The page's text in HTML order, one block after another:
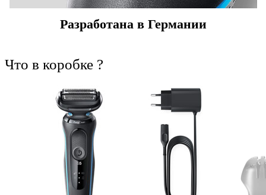
Разработана в Германии
Что в коробке ?